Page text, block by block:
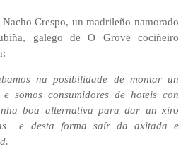
Crespo, un madrileño namorado
galego de O Grove cociñeiro
na posibilidade de montar un
somos consumidores de hoteis con
boa alternativa para dar un xiro
e desta forma saír da axitada e